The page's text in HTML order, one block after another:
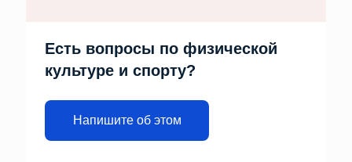
Есть вопросы по физической
культуре и спорту?
Напишите об этом